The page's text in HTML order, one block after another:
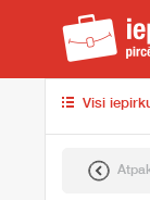
Visi